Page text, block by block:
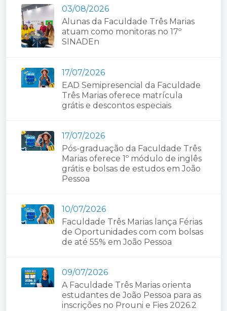
03/08/2026
Alunas da Faculdade Três Marias
atuam como monitoras no 17º
SINADEn
17/07/2026
EAD Semipresencial da Faculdade
Três Marias oferece matrícula
grátis e descontos especiais
17/07/2026
Pós-graduação da Faculdade Três
Marias oferece 1º módulo de inglês
grátis e bolsas de estudos em João
Pessoa
10/07/2026
Faculdade Três Marias lança Férias
de Oportunidades com com bolsas
de até 55% em João Pessoa
09/07/2026
A Faculdade Três Marias orienta
estudantes de João Pessoa para as
inscrições no Prouni e Fies 2026.2